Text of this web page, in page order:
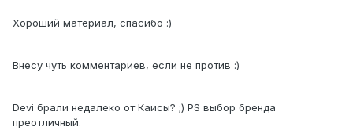
Хороший материал, спасибо :)
Внесу чуть комментариев, если не против :)
Devi брали недалеко от Каисы? ;) PS выбор бренда
преотличный.